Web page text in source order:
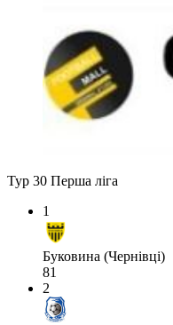
Тур 30 Перша ліга
1
Буковина (Чернівці)
81
2